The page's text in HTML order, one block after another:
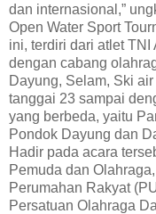
dan internasional,”
Open Water Sport
ini, terdiri dari atlet TNI
dengan cabang
Dayung, Selam, Ski
tanggai 23 sampai
yang berbeda, yaitu
Pondok Dayung dan
Hadir pada acara
Pemuda dan
Perumahan Rakyat
Persatuan Olahraga